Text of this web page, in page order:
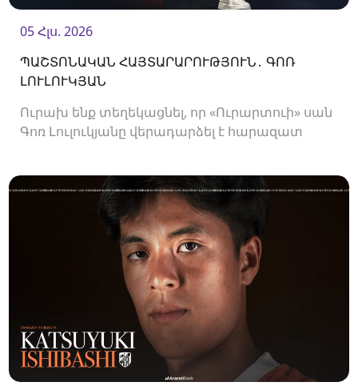
05 Հլս. 2026
ՊԱՇՏՈՆԱԿԱՆ ՀԱՅՏԱՐԱՐՈՒԹՅՈՒՆ․ ԳՈՌ
ԼՈՒԼՈՒԿՅԱՆ
Ուրախ ենք տեղեկացնել, որ «Ուրարտուի» սան
Գոռ Լուլուկյանը վերադարձել է հարազատ